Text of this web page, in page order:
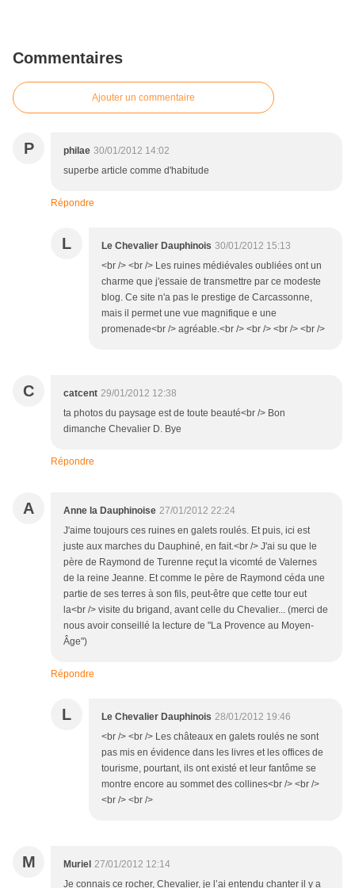
Commentaires
Ajouter un commentaire
P philae 30/01/2012 14:02
superbe article comme d'habitude
Répondre
L Le Chevalier Dauphinois 30/01/2012 15:13
<br /> <br /> Les ruines médiévales oubliées ont un
charme que j'essaie de transmettre par ce modeste
blog. Ce site n'a pas le prestige de Carcassonne,
mais il permet une vue magnifique e une
promenade<br /> agréable.<br /> <br /> <br /> <br />
C catcent 29/01/2012 12:38
ta photos du paysage est de toute beauté<br /> Bon
dimanche Chevalier D. Bye
Répondre
A Anne la Dauphinoise 27/01/2012 22:24
J'aime toujours ces ruines en galets roulés. Et puis, ici est
juste aux marches du Dauphiné, en fait.<br /> J'ai su que le
père de Raymond de Turenne reçut la vicomté de Valernes
de la reine Jeanne. Et comme le père de Raymond céda une
partie de ses terres à son fils, peut-être que cette tour eut
la<br /> visite du brigand, avant celle du Chevalier... (merci de
nous avoir conseillé la lecture de "La Provence au Moyen-
Âge")
Répondre
L Le Chevalier Dauphinois 28/01/2012 19:46
<br /> <br /> Les châteaux en galets roulés ne sont
pas mis en évidence dans les livres et les offices de
tourisme, pourtant, ils ont existé et leur fantôme se
montre encore au sommet des collines<br /> <br />
<br /> <br />
M Muriel 27/01/2012 12:14
Je connais ce rocher, Chevalier, je l’ai entendu chanter il y a